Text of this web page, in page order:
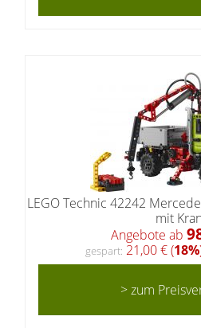
LEGO Technic 42242
mit Kran
Angebote ab
gespart: 21,00 € (18%
> zum